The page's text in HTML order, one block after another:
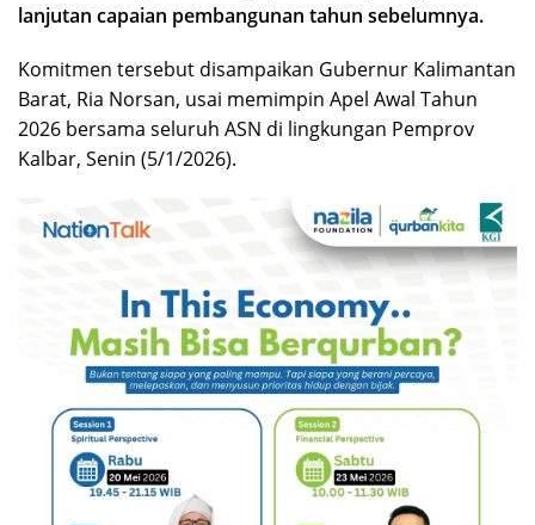
lanjutan capaian pembangunan tahun sebelumnya.
Komitmen tersebut disampaikan Gubernur Kalimantan
Barat, Ria Norsan, usai memimpin Apel Awal Tahun
2026 bersama seluruh ASN di lingkungan Pemprov
Kalbar, Senin (5/1/2026).